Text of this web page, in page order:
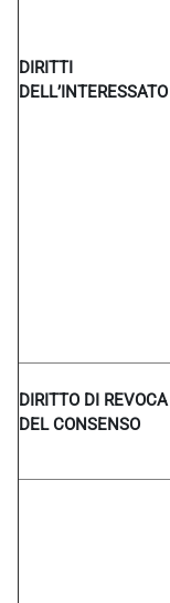
DIRITTI
DELL’INTERESSATO
DIRITTO DI REVOCA
DEL CONSENSO